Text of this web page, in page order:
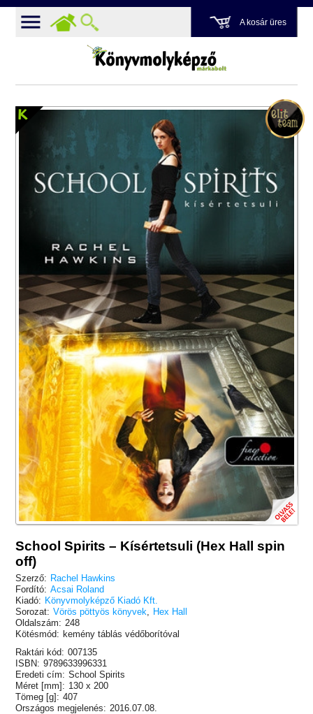
A kosár üres
School Spirits – Kísértetsuli (Hex Hall spin
off)
Szerző: Rachel Hawkins
Fordító: Acsai Roland
Kiadó: Könyvmolyképző Kiadó Kft.
Sorozat: Vörös pöttyös könyvek
Hex Hall
Oldalszám: 248
Kötésmód: kemény táblás védőborítóval
Raktári kód: 007135
ISBN: 9789633996331
Eredeti cím: School Spirits
Méret [mm]: 130 x 200
Tömeg [g]: 407
Országos megjelenés: 2016.07.08.